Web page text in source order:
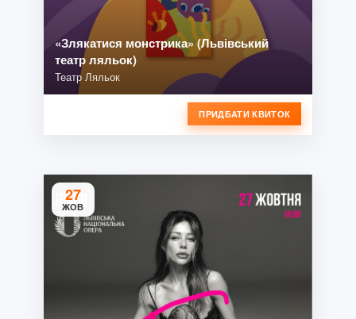
«Злякатися монстрика» (Львівський
театр ляльок)
Театр Ляльок
ПРИДБАТИ КВИТОК
27
ЖОВ